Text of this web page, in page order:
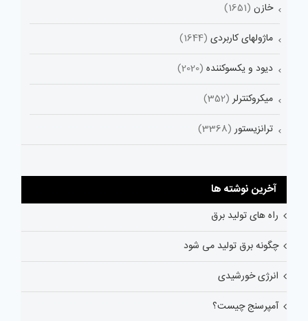
خازن (1651)
ماژولهای کاربردی (1644)
دیود و یکسوکننده (2020)
میکروکنترلر (352)
ترانزیستور (3368)
آخرین نوشته ها
راه های تولید برق
چگونه برق تولید می شود
انرژی خورشیدی
آمپرسنج چیست؟